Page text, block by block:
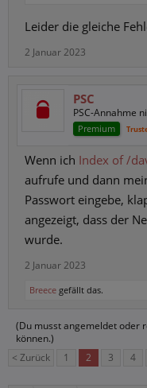
Leider die gleiche
2 Januar 2023
PSC
PSC-Annahme
Premium
Wenn ich Index of /
aufrufe und dann
Passwort eingebe,
angezeigt, dass der
wurde.
2 Januar 2023
Breece gefällt das.
(Du musst angemeldet oder
können.)
< Zurück
1 2 3 4